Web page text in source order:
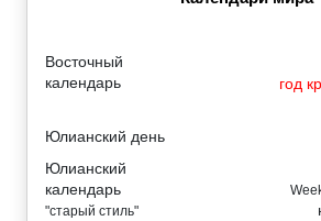
Восточный
календарь
год
Юлианский день
Юлианский
календарь
"старый стиль"